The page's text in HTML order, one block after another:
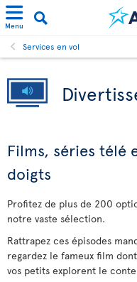
Menu
Services en vol
Films, séries télé
doigts
Profitez de plus de 200
notre vaste sélection.
Rattrapez ces épisodes
regardez le fameux film
vos petits explorent le